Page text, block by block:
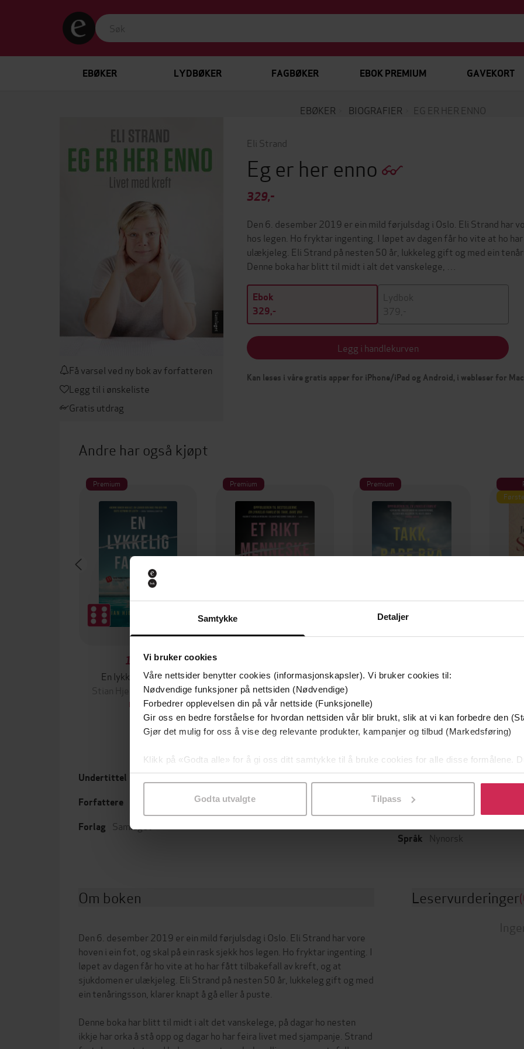
Samtykke Detaljer
Vi bruker cookies
Våre nettsider benytter cookies (informasjonskapsler). Vi bruker cookies til:
Nødvendige funksjoner på nettsiden (Nødvendige)
Forbedrer opplevelsen din på vår nettside (Funksjonelle)
Gir oss en bedre forståelse for hvordan nettsiden vår blir brukt, slik at vi kan forbedre den
Gjør det mulig for oss å vise deg relevante produkter, kampanjer og tilbud (Markedsføring)
Klikk på «Godta alle» for å gi oss ditt samtykke til å bruke cookies for alle disse formålene.
samtykke til spesifikke formål ved å klikke på «Tilpass». Du kan når som helst trekke
Godta utvalgte Tilpass
EBØKER LYDBØKER FAGBØKER EBOK PREMIUM GAVEKORT
EBØKER BIOGRAFIER EG ER HER ENNO
Få varsel ved ny bok av forfatteren
Legg til i ønskeliste
Gratis utdrag
Eli Strand
Eg er her enno
329,-
Den 6. desember 2019 er ein mild førjulsdag i Oslo. Eli Strand har
hos legen. Ho fryktar ingenting. I løpet av dagen får ho vite at ho
ulækjeleg. Eli Strand på nesten 50 år, lukkeleg gift og med ein
Denne boka har blitt til midt i alt det vanskelege, …
Ebok
329,-
Lydbok
379,-
Legg i handlekurven
Kan leses i våre gratis apper for iPhone/iPad og Android, i webleser for
Andre har også kjøpt
Premium
149,-
En lykkelig familie
Stian Hjelvin Andersen
EBOK
Premium
Et rikt menneske
Stian Hjelvin Andersen
EBOK
Premium
Takk, bare bra
Undertittel livet med kreft
Forfattere (forfatter)
Forlag Samlaget
14.10.2022
Lengde
Sjanger
Biografier
Dokumentar og fakta
Språk Nynorsk
Om boken
Den 6. desember 2019 er ein mild førjulsdag i Oslo. Eli Strand har vore
hoven i ein fot, og skal på ein rask sjekk hos legen. Ho fryktar ingenting. I
løpet av dagen får ho vite at ho har fått tilbakefall av kreft, og at
sjukdomen er ulækjeleg. Eli Strand på nesten 50 år, lukkeleg gift og med
ein tenåringsson, klarer knapt å gå eller å puste.
Denne boka har blitt til midt i alt det vanskelege, på dagar ho nesten
ikkje har orka å stå opp og dagar ho har feira livet med sjampanje. Strand
Leservurderinger